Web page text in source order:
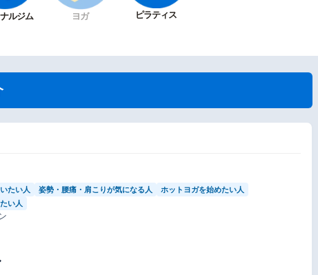
ルジム ヨガ ピラティス
たい人 姿勢・腰痛・肩こりが気になる人
ホットヨガを始めたい人
い人